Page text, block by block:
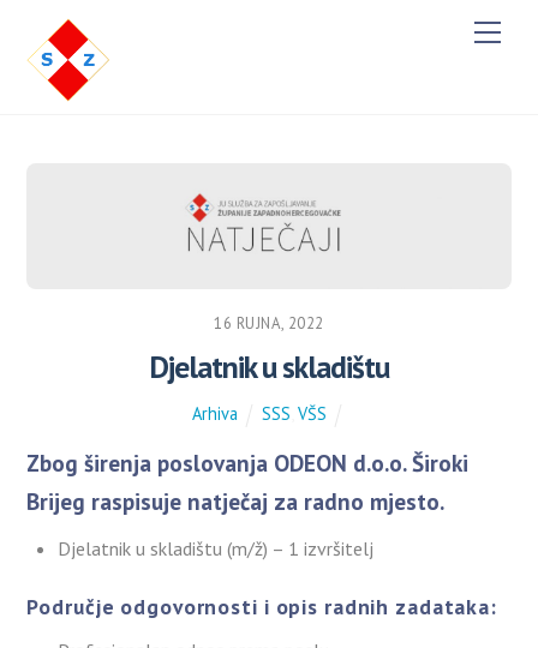
M
e
16 RUJNA, 2022
Djelatnik u skladištu
Arhiva SSS VŠS
Zbog širenja poslovanja ODEON d.o.o. Široki
Brijeg raspisuje natječaj za radno mjesto.
Djelatnik u skladištu (m/ž) – 1 izvršitelj
Područje odgovornosti i opis radnih zadataka: